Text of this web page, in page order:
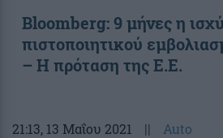
Bloomberg: 9 μήνες η
πιστοποιητικού
– Η πρόταση της Ε.Ε.
21:13, 13 Μαΐου 2021 || Auto